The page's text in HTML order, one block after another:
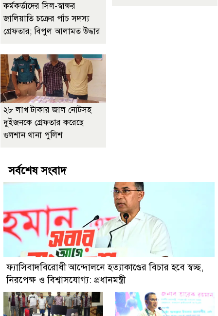
কর্মকর্তাদের সিল-স্বাক্ষর
জালিয়াতি চক্রের পাঁচ সদস্য
গ্রেফতার; বিপুল আলামত উদ্ধার
২৮ লাখ টাকার জাল নোটসহ
দুইজনকে গ্রেফতার করেছে
গুলশান থানা পুলিশ
সর্বশেষ সংবাদ
ফ্যাসিবাদবিরোধী আন্দোলনে হত্যাকাণ্ডের বিচার হবে স্বচ্ছ,
নিরপেক্ষ ও বিশ্বাসযোগ্য: প্রধানমন্ত্রী